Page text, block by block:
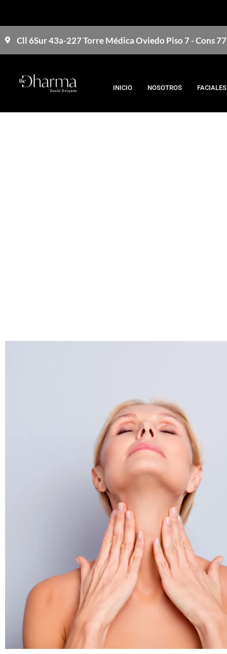
Cll 6Sur 43a-227 Torre Médica Oviedo Piso 7 - Cons
INICIO NOSOTROS FACIALES